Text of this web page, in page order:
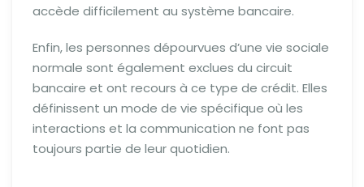
accède difficilement au système bancaire.
Enfin, les personnes dépourvues d’une vie sociale
normale sont également exclues du circuit
bancaire et ont recours à ce type de crédit. Elles
définissent un mode de vie spécifique où les
interactions et la communication ne font pas
toujours partie de leur quotidien.